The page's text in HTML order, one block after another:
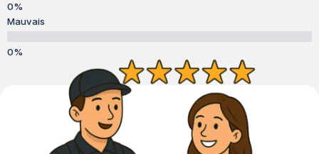
Mauvais